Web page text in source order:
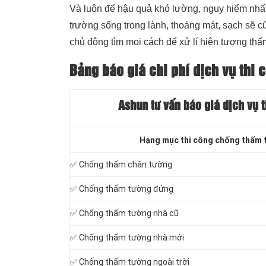
Và luôn để hậu quả khó lường, nguy hiểm
trường sống trong lành, thoáng mát, sạch sẽ
chủ động tìm mọi cách để xử lí hiện tượng
Bảng báo giá chi phí dịch vụ thi
Ashun tư vấn báo giá dịch vụ
Hạng mục thi công chống thấm
✅ Chống thấm chân tường
✅ Chống thấm tường đứng
✅ Chống thấm tường nhà cũ
✅ Chống thấm tường nhà mới
✅ Chống thấm tường ngoài trời